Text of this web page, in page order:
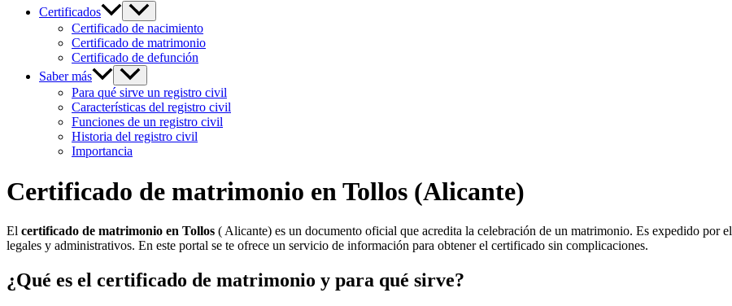
Certificados
Certificado de nacimiento
Certificado de matrimonio
Certificado de defunción
Saber más
Para qué sirve un registro civil
Características del registro civil
Funciones de un registro civil
Historia del registro civil
Importancia
Certificado de matrimonio en Tollos (Alicante)
El certificado de matrimonio en Tollos ( Alicante) es un documento oficial que acredita la celebración de un matrimonio. Es expedido por el
legales y administrativos. En este portal se te ofrece un servicio de información para obtener el certificado sin complicaciones.
¿Qué es el certificado de matrimonio y para qué sirve?